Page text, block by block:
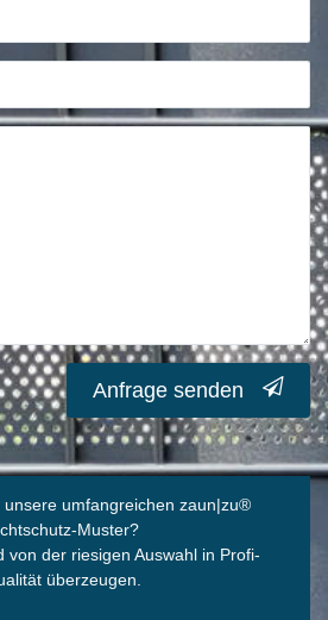
Anfrage senden
umfangreichen zaun|zu®
Muster?
von der riesigen Auswahl in Profi-
überzeugen.